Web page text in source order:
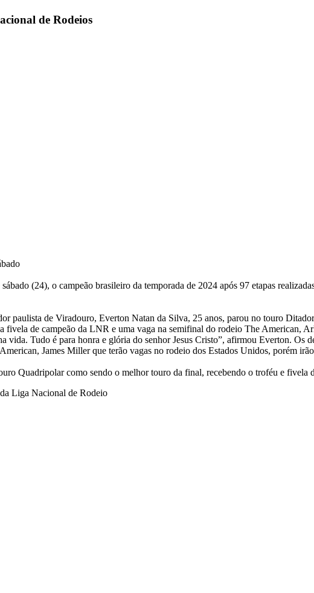
de Rodeios
(24), o campeão brasileiro da temporada de 2024 após 97 etapas
paulista de Viradouro, Everton Natan da Silva, 25 anos, parou no touro
fivela de campeão da LNR e uma vaga na semifinal do rodeio The American,
vida. Tudo é para honra e glória do senhor Jesus Cristo”, afirmou Everton. Os
James Miller que terão vagas no rodeio dos Estados Unidos, porém
Quadripolar como sendo o melhor touro da final, recebendo o troféu e fivela
Liga Nacional de Rodeio